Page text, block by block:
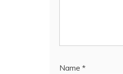
Name *